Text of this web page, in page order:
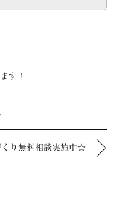
す！
くり無料相談実施中☆